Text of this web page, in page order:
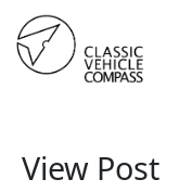
View Post